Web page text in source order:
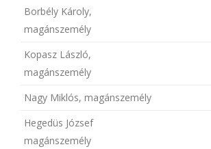
Borbély Károly,
magánszemély
Kopasz László,
magánszemély
Nagy Miklós, magánszemély
Hegedüs József
magánszemély